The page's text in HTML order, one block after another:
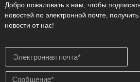
Добро пожаловать к нам, чтобы
новостей по электронной почте,
новости от нас!